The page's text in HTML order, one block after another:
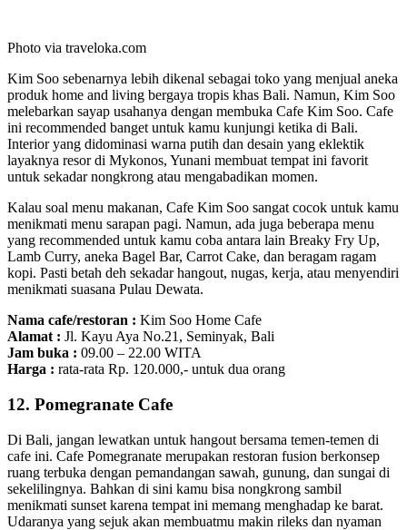
Photo via traveloka.com
Kim Soo sebenarnya lebih dikenal sebagai toko yang menjual aneka
produk home and living bergaya tropis khas Bali. Namun, Kim Soo
melebarkan sayap usahanya dengan membuka Cafe Kim Soo. Cafe
ini recommended banget untuk kamu kunjungi ketika di Bali.
Interior yang didominasi warna putih dan desain yang eklektik
layaknya resor di Mykonos, Yunani membuat tempat ini favorit
untuk sekadar nongkrong atau mengabadikan momen.
Kalau soal menu makanan, Cafe Kim Soo sangat cocok untuk kamu
menikmati menu sarapan pagi. Namun, ada juga beberapa menu
yang recommended untuk kamu coba antara lain Breaky Fry Up,
Lamb Curry, aneka Bagel Bar, Carrot Cake, dan beragam ragam
kopi. Pasti betah deh sekadar hangout, nugas, kerja, atau menyendiri
menikmati suasana Pulau Dewata.
Nama cafe/restoran : Kim Soo Home Cafe
Alamat : Jl. Kayu Aya No.21, Seminyak, Bali
Jam buka : 09.00 – 22.00 WITA
Harga : rata-rata Rp. 120.000,- untuk dua orang
12. Pomegranate Cafe
Di Bali, jangan lewatkan untuk hangout bersama temen-temen di
cafe ini. Cafe Pomegranate merupakan restoran fusion berkonsep
ruang terbuka dengan pemandangan sawah, gunung, dan sungai di
sekelilingnya. Bahkan di sini kamu bisa nongkrong sambil
menikmati sunset karena tempat ini memang menghadap ke barat.
Udaranya yang sejuk akan membuatmu makin rileks dan nyaman